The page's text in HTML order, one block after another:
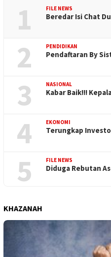
1 FILE NEWS
Beredar Isi Chat
2 PENDIDIKAN
Pendaftaran By
3 NASIONAL
Kabar Baik!!!
4 EKONOMI
Terungkap
5 FILE NEWS
Diduga Rebutan
KHAZANAH